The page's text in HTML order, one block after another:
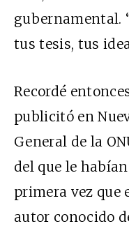
gubernamental.
tus tesis, tus
Recordé
publicitó en
General de la
del que le
primera vez que
autor conocido